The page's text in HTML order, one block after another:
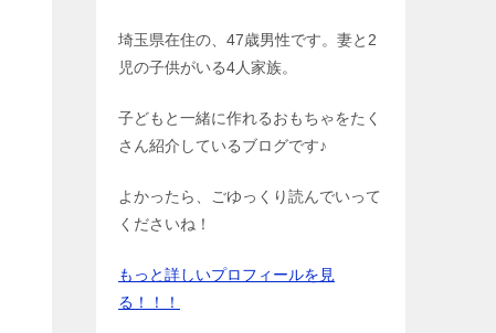
埼玉県在住の、47歳男性です。妻と2
児の子供がいる4人家族。
子どもと一緒に作れるおもちゃをたく
さん紹介しているブログです♪
よかったら、ごゆっくり読んでいって
くださいね！
もっと詳しいプロフィールを見
る！！！